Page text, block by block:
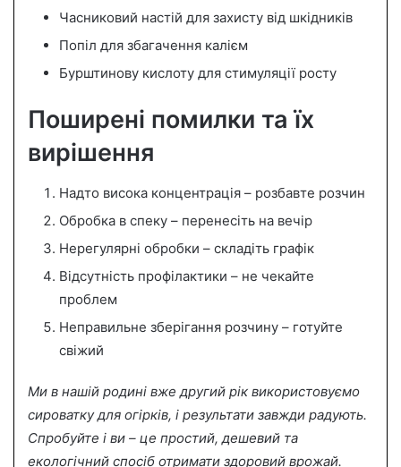
Часниковий настій для захисту від шкідників
Попіл для збагачення калієм
Бурштинову кислоту для стимуляції росту
Поширені помилки та їх
вирішення
Надто висока концентрація – розбавте розчин
Обробка в спеку – перенесіть на вечір
Нерегулярні обробки – складіть графік
Відсутність профілактики – не чекайте
проблем
Неправильне зберігання розчину – готуйте
свіжий
Ми в нашій родині вже другий рік використовуємо
сироватку для огірків, і результати завжди радують.
Спробуйте і ви – це простий, дешевий та
екологічний спосіб отримати здоровий врожай.